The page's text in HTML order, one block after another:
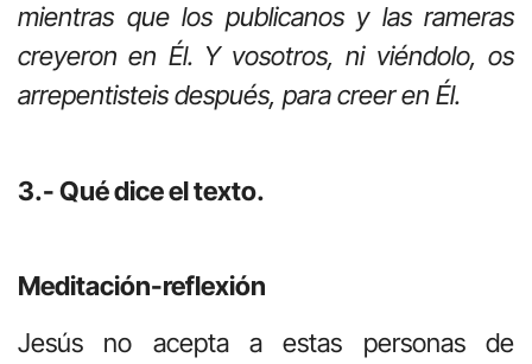
mientras que los publicanos y las rameras
creyeron en Él. Y vosotros, ni viéndolo, os
arrepentisteis después, para creer en Él.
3.- Qué dice el texto.
Meditación-reflexión
Jesús no acepta a estas personas de